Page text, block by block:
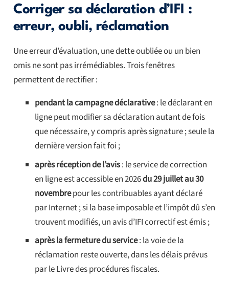
Corriger sa déclaration d’IFI :
erreur, oubli, réclamation
Une erreur d’évaluation, une dette oubliée ou un bien
omis ne sont pas irrémédiables. Trois fenêtres
permettent de rectifier :
pendant la campagne déclarative: le déclarant en
ligne peut modifier sa déclaration autant de fois
que nécessaire, y compris après signature ; seule la
dernière version fait foi ;
après réception de l’avis: le service de correction
en ligne est accessible en 2026du 29 juillet au 30
novembrepour les contribuables ayant déclaré
par Internet ; si la base imposable et l’impôt dû s’en
trouvent modifiés, un avis d’IFI correctif est émis ;
après la fermeture du service: la voie de la
réclamation reste ouverte, dans les délais prévus
par le Livre des procédures fiscales.